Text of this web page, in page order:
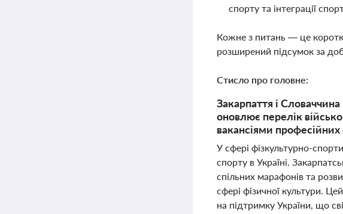
спорту та інтеграції
Кожне з питань — це
розширений підсумок за
Стисло про головне:
Закарпаття і
оновлює перелік
вакансіями професійних
У сфері фізкультурно-
спорту в Україні.
спільних марафонів та
сфері фізичної культури.
на підтримку України, що